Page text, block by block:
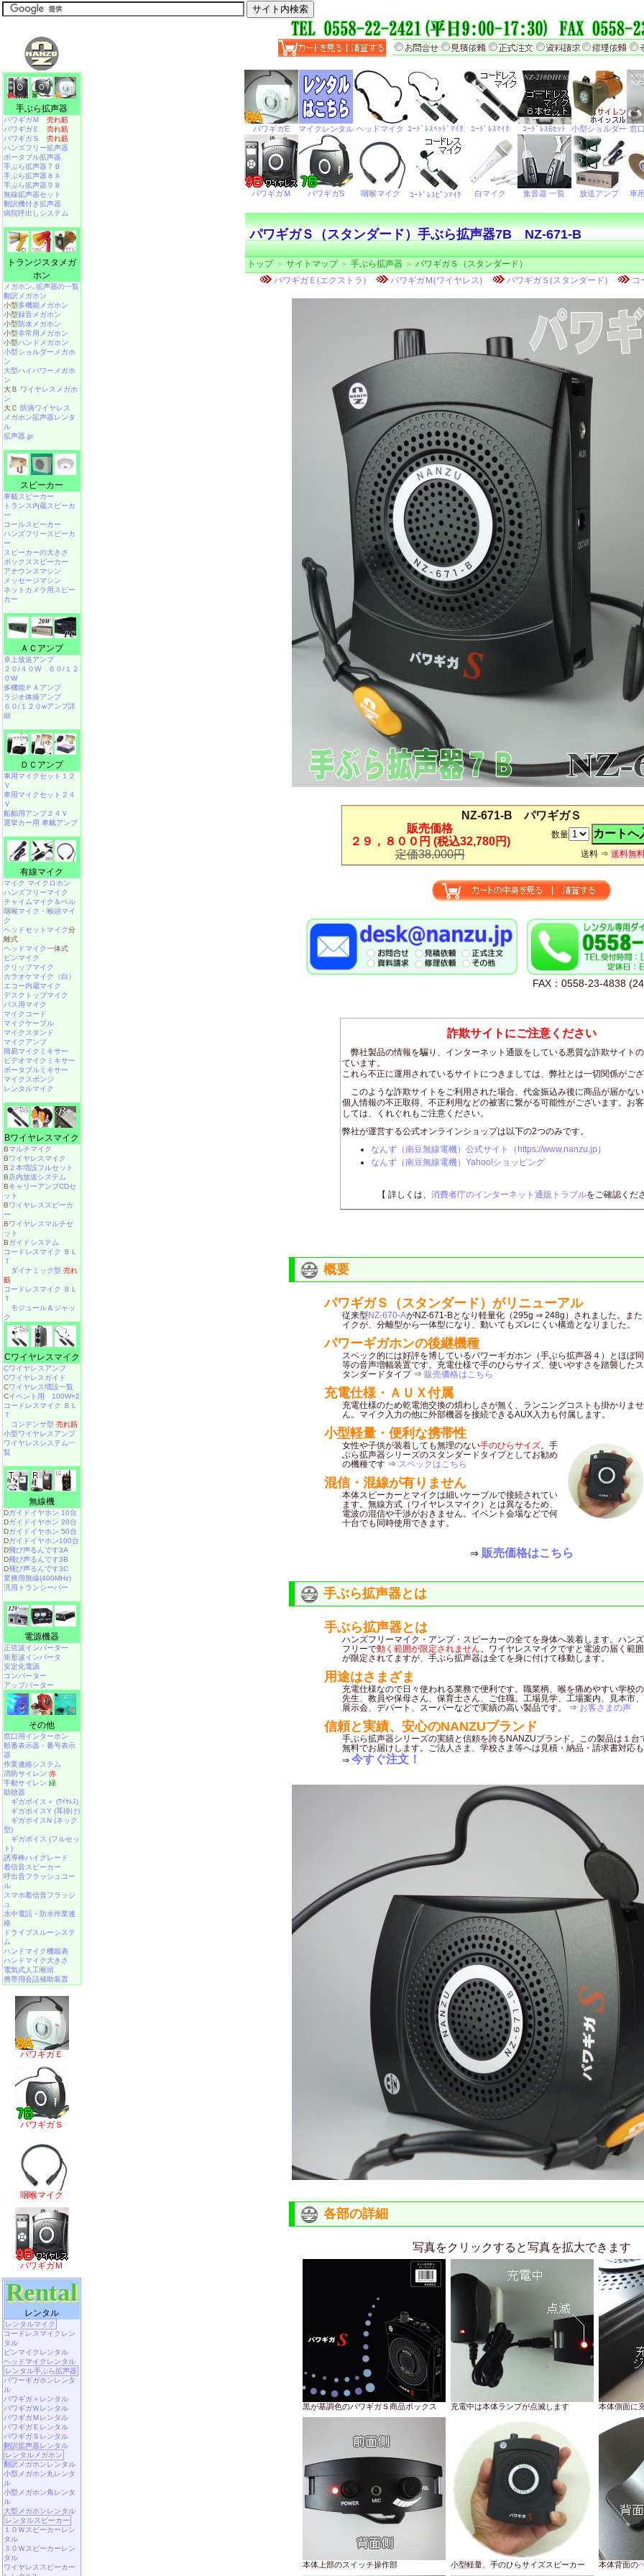
パワギガＳ（スタンダード）手ぶら拡声器7B NZ-671-B
トップ＞ サイトマップ＞ 手ぶら拡声器＞ パワギガＳ（スタンダード）
NZ-671-B パワギガＳ
販売価格
２９，８００円 (税込32,780円)
定価38,000円
数量
送料 ⇒ 送料無
FAX：0558-23-4838
詐欺サイトにご注意ください
弊社製品の情報を騙り、インターネット通販をしている悪質な詐欺サイト
ています。
これら不正に運用されているサイトにつきましては、弊社とは一切関係がご
このような詐欺サイトをご利用された場合、代金振込み後に商品が届かな
個人情報の不正取得、不正利用などの被害に繋がる可能性がございます。お
しては、くれぐれもご注意ください。
弊社が運営する公式オンラインショップは以下の2つのみです。
なんず（南豆無線電機）公式サイト（https://www.nanzu.jp）
なんず（南豆無線電機）Yahoo!ショッピング
【 詳しくは、 消費者庁のインターネット通販トラブルをご確認くだ
概要
パワギガＳ（スタンダード）がリニューアル
従来型 NZ-670-AがNZ-671-Bとなり軽量化（295g ⇒ 248g）されました。ま
イクが、分離型から一体型になり、動いてもズレにくい構造となりました。
パワーギガホンの後継機種
スペック的には好評を博しているパワーギガホン（手ぶら拡声器４）とほぼ同
等の音声増幅装置です。充電仕様で手のひらサイズ、使いやすさを踏襲したス
タンダードタイプ ⇒ 販売価格はこちら
充電仕様・ＡＵＸ付属
充電仕様のため乾電池交換の煩わしさが無く、ランニングコストも掛かりませ
ん。マイク入力の他に外部機器を接続できるAUX入力も付属します。
小型軽量・便利な携帯性
女性や子供が装着しても無理のない手のひらサイズ。手
ぶら拡声器シリーズのスタンダードタイプとしてお勧め
の機種です ⇒ スペックはこちら
混信・混線が有りません
本体スピーカーとマイクは細いケーブルで接続されてい
ます。無線方式（ワイヤレスマイク）とは異なるため、
電波の混信や干渉がおきません。イベント会場などで何
十台でも同時使用できます。
⇒ 販売価格はこちら
手ぶら拡声器とは
手ぶら拡声器とは
ハンズフリーマイク・アンプ・スピーカーの全てを身体へ装着します。ハンズ
フリーで動く範囲が限定されません。ワイヤレスマイクですと電波の届く範囲
が限定されてますが、手ぶら拡声器は全てを身に付けて移動します。
用途はさまざま
充電仕様なので日々使われる業務で便利です。職業柄、喉を痛めやすい学校の
先生、教員や保母さん、保育士さん、ご住職。工場見学、工場案内、見本市、
展示会、デパート、スーパーなどで実績の高い製品です。 ⇒ お客さまの声
信頼と実績、安心のNANZUブランド
手ぶら拡声器シリーズの実績と信頼を誇るNANZUブランド。この製品は１台
無料でお届けします。ご法人さま、学校さま等へは見積・納品・請求書対応
⇒ 今すぐ注文！
各部の詳細
写真をクリックすると写真を拡大できます
黒が基調色のパワギガＳ商品ボックス 充電中は本体ランプが点滅します 本体側面に
本体上部のスイッチ操作部 小型軽量、手のひらサイズスピーカー 本体背面の
手ぶら拡声器
パワギガＭ 売れ筋
パワギガＥ 売れ筋
パワギガＳ 売れ筋
ハンズフリー拡声器
ポータブル拡声器
手ぶら拡声器７Ｂ
手ぶら拡声器８Ａ
手ぶら拡声器９Ｂ
無線拡声器セット
翻訳機付き拡声器
病院呼出しシステム
トランジスタメガ
ホン
メガホン､拡声器の一覧
翻訳メガホン
小型多機能メガホン
小型録音メガホン
小型防水メガホン
小型非常用メガホン
小型ハンドメガホン
小型ショルダーメガホ
ン
大型ハイパワーメガホ
ン
大Ｂ ワイヤレスメガホ
ン
大Ｃ 防滴ワイヤレス
メガホン拡声器レンタ
ル
拡声器.jp
スピーカー
車載スピーカー
トランス内蔵スピーカ
ー
コールスピーカー
ハンズフリースピーカ
ー
スピーカーの大きさ
ボックススピーカー
アナウンスマシン
メッセージマシン
ネットカメラ用スピー
カー
ＡＣアンプ
卓上放送アンプ
２０/４０W
６０/１２
０W
多機能ＰＡアンプ
ラジオ体操アンプ
６０/１２０wアンプ詳
細
ＤＣアンプ
車用マイクセット１２
Ｖ
車用マイクセット２４
Ｖ
船舶用アンプ２４Ｖ
選挙カー用 車載アンプ
有線マイク
マイク マイクロホン
ハンズフリーマイク
チャイムマイク＆ベル
咽喉マイク・喉頭マイ
ク
ヘッドセットマイク分
離式
ヘッドマイク一体式
ピンマイク
クリップマイク
カラオケマイク（白）
エコー内蔵マイク
デスクトップマイク
バス用マイク
マイクコード
マイクケーブル
マイクスタンド
マイクアンプ
簡易マイクミキサー
ビデオマイクミキサー
ポータブルミキサー
マイクスポンジ
レンタルマイク
Bワイヤレスマイク
Bマルチマイク
Bワイヤレスマイク
B ２本増設フルセット
B店内放送システム
BキャリーアンプCDセ
ット
Bワイヤレススピーカ
ー
Bワイヤレスマルチセ
ット
Bガイドシステム
コードレスマイク ＢＬ
Ｔ
ダイナミック型 売れ
筋
コードレスマイク ＢＬ
Ｔ
モジュール＆ジャッ
ク
Cワイヤレスマイク
Cワイヤレスアンプ
Cワイヤレスガイド
Cワイヤレス増設一覧
Cイベント用 100W×2
コードレスマイク ＢＬ
Ｔ
コンデンサ型 売れ筋
小型ワイヤレスアンプ
ワイヤレスシステム一
覧
無線機
Dガイドイヤホン 10台
Dガイドイヤホン 20台
Dガイドイヤホン 50台
Dガイドイヤホン100台
D飛び声るんです3A
D飛び声るんです3B
D飛び声るんです3C
業務用無線(400MHz)
汎用トランシーバー
電源機器
正弦波インバーター
矩形波インバータ
安定化電源
コンバーター
アップバーター
その他
窓口用インターホン
順番表示器・番号表示
器
作業連絡システム
消防サイレン 赤
手動サイレン 緑
助聴器
ギガボイス＋ (ﾜｲﾔﾚｽ)
ギガボイスY (耳掛け)
ギガボイスN (ネック
型)
ギガボイス (フルセッ
ト)
誘導棒ハイグレード
着信音スピーカー
呼出音フラッシュコー
ル
スマホ着信音フラッシ
ュ
水中電話 ・ 防水作業連
絡
ドライブスルーシステ
ム
ハンドマイク機能表
ハンドマイク大きさ
電気式人工喉頭
携帯用会話補助装置
パワギガＥ
パワギガＳ
咽喉マイク
パワギガＭ
Rental
レンタル
レンタルマイク
コードレスマイクレン
タル
ピンマイクレンタル
ヘッドマイクレンタル
レンタル手ぶら拡声器
パワーギガホンレンタ
ル
パワギガ＋レンタル
パワギガＷレンタル
パワギガＭレンタル
パワギガＥレンタル
パワギガＳレンタル
翻訳拡声器レンタル
レンタルメガホン
翻訳メガホンレンタル
小型メガホン丸レンタ
ル
小型メガホン角レンタ
ル
大型メガホンレンタル
レンタルスピーカー
１０Ｗスピーカーレン
タル
３０Ｗスピーカーレン
タル
ワイヤレススピーカー